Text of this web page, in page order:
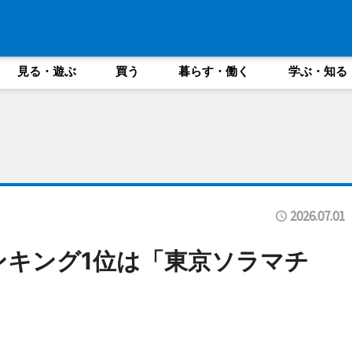
見る・遊ぶ 買う 暮らす・働く 学ぶ・知る
2026.07.01
ング1位は「東京ソラマチ